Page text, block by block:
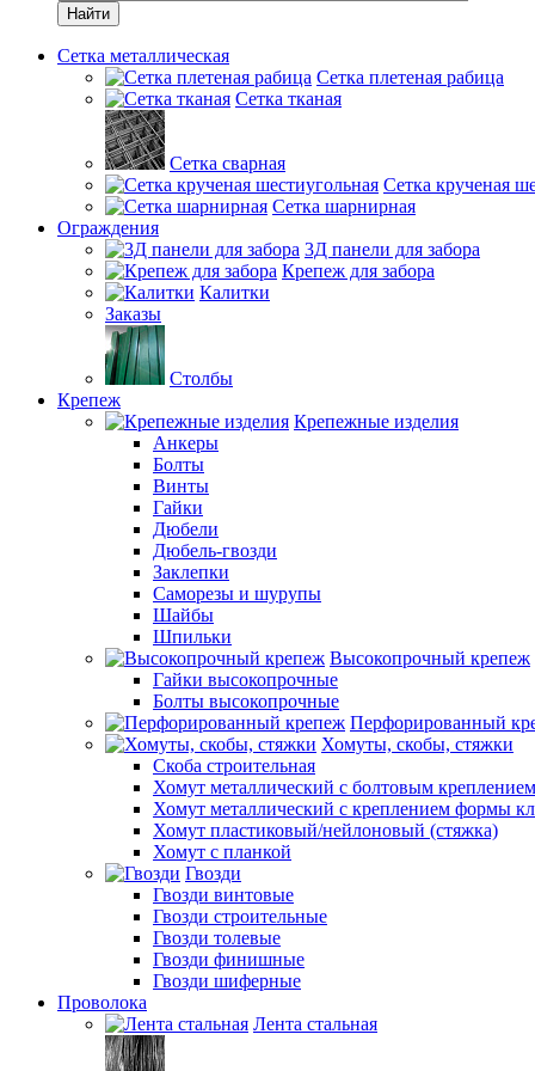
Найти
Сетка металлическая
Сетка плетеная рабица
Сетка тканая
Сетка сварная
Сетка крученая
Сетка шарнирная
Ограждения
3Д панели для забора
Крепеж для забора
Калитки
Заказы
Столбы
Крепеж
Крепежные изделия
Анкеры
Болты
Винты
Гайки
Дюбели
Дюбель-гвозди
Заклепки
Саморезы и шурупы
Шайбы
Шпильки
Высокопрочный крепеж
Гайки высокопрочные
Болты высокопрочные
Перфорированный
Хомуты, скобы, стяжки
Скоба строительная
Хомут металлический с болтовым креплением
Хомут металлический с креплением формы
Хомут пластиковый/нейлоновый (стяжка)
Хомут с планкой
Гвозди
Гвозди винтовые
Гвозди строительные
Гвозди толевые
Гвозди финишные
Гвозди шиферные
Проволока
Лента стальная